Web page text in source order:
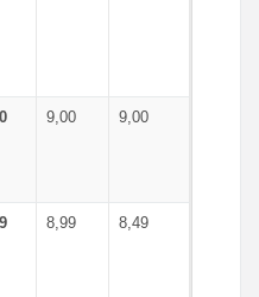
9,00 9,00
8,99 8,49